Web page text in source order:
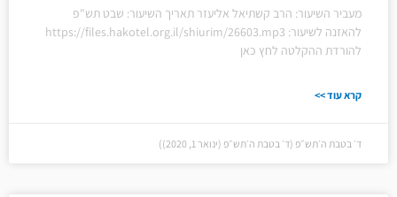
מעביר השיעור: הרב קשתיאל אליעזר תאריך השיעור: שבט תש"פ
להאזנה לשיעור: https://files.hakotel.org.il/shiurim/26603.mp3
להורדת ההקלטה לחץ כאן
קרא עוד >>
ד׳ בטבת ה׳תש״פ (ד׳ בטבת ה׳תש״פ (ינואר 1, 2020))